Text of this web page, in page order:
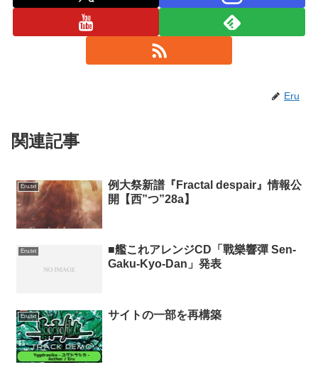
Eru
関連記事
Eru.txt
例大祭新譜『Fractal despair』情報公
開【西”つ”28a】
Eru.txt
■艦これアレンジCD「戰樂響彈 Sen-
Gaku-Kyo-Dan」発表
Eru.txt サイトの一部を再構築